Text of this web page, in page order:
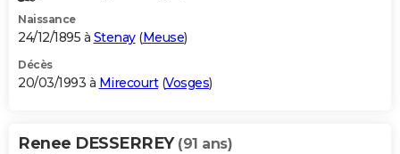
Naissance
24/12/1895 à Stenay(Meuse)
Décès
20/03/1993 à Mirecourt(Vosges)
Renee DESSERREY (91 ans)